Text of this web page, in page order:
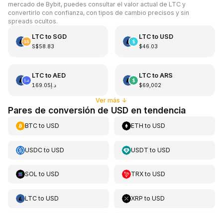
mercado de Bybit, puedes consultar el valor actual de LTC y
convertirlo con confianza, con tipos de cambio precisos y sin
spreads ocultos.
LTCto SGD
S$58.83
LTCto USD
$46.03
LTCto AED
د.إ169.05
LTCto ARS
$69,002
Ver más ↓
Pares de conversión de USD en tendencia
BTCto USD ETH toUSD
USDCto USD USDT toUSD
SOL to USD TRXtoUSD
LTCto USD XRP toUSD